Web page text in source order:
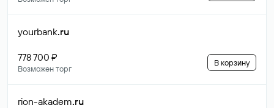
yourbank.ru
778 700 ₽
Возможен торг
В корзину
rion-akadem.ru